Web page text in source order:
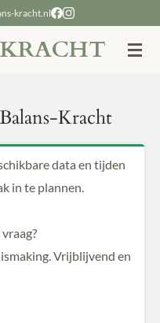
kracht.nl
Kracht
data en tijden
in te plannen.
Vrijblijvend en